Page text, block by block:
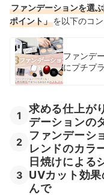
30代向けファンデーショ
ファンデーションを選
ポイント」を以下のコ
ファンデ
にプチプ
1
求める仕上が
デーションの
2
ファンデーシ
レンドのカラ
3
日焼けによる
UVカット効
んで